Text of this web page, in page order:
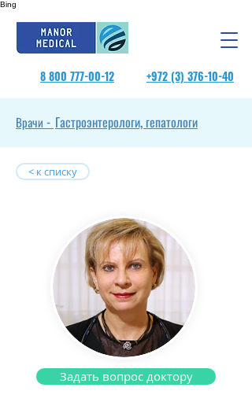
Bing
8 800 777-00-12 +972 (3) 376-10-40
Врачи - Гастроэнтерологи, гепатологи
< к списку
Задать вопрос доктору